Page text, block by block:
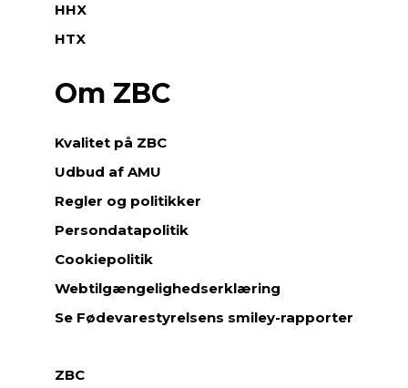
HHX
HTX
Om ZBC
Kvalitet på ZBC
Udbud af AMU
Regler og politikker
Persondatapolitik
Cookiepolitik
Webtilgængelighedserklæring
Se Fødevarestyrelsens smiley-rapporter
ZBC